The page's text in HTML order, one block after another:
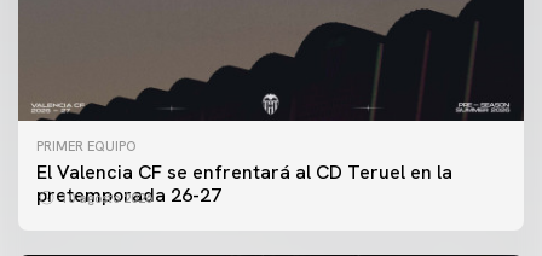
PRIMER EQUIPO
El Valencia CF se enfrentará al CD Teruel en la
pretemporada 26-27
10 agosto 2026